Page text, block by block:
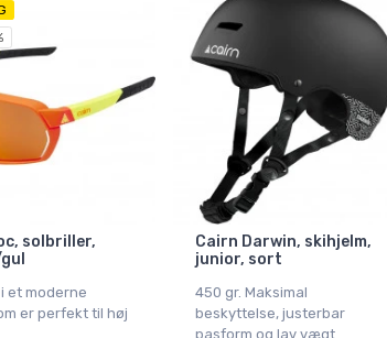
solbriller,
et moderne
er perfekt til høj
Cairn Darwin, skihjelm,
junior, sort
450 gr. Maksimal
beskyttelse, justerbar
pasform og lav vægt